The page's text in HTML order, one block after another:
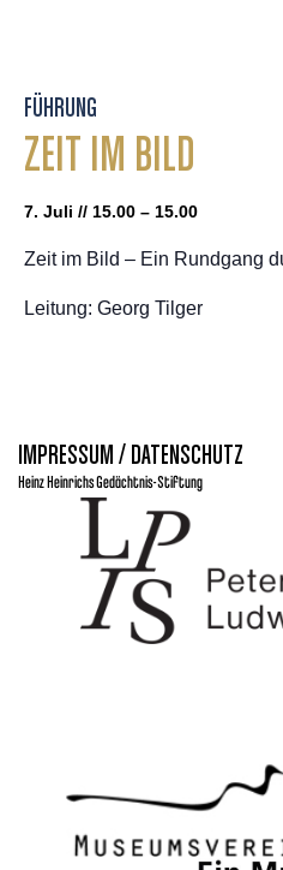
FÜHRUNG
ZEIT IM BILD
7. Juli // 15.00 – 15.00
Zeit im Bild – Ein Rundgang
Leitung: Georg Tilger
IMPRESSUM / DATENSCHUTZ
Heinz Heinrichs Gedächtnis-Stiftung